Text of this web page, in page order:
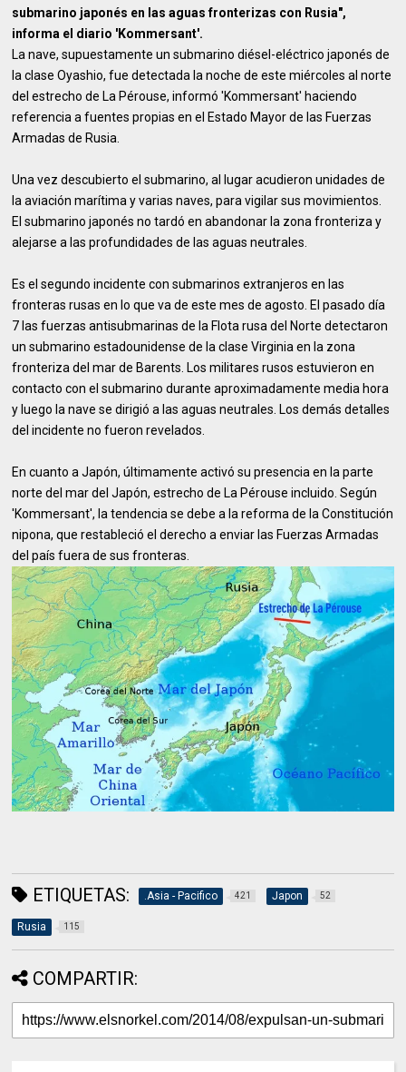
submarino japonés en las aguas fronterizas con Rusia",
informa el diario 'Kommersant'.
La nave, supuestamente un submarino diésel-eléctrico japonés de
la clase Oyashio, fue detectada la noche de este miércoles al norte
del estrecho de La Pérouse, informó 'Kommersant' haciendo
referencia a fuentes propias en el Estado Mayor de las Fuerzas
Armadas de Rusia.
Una vez descubierto el submarino, al lugar acudieron unidades de
la aviación marítima y varias naves, para vigilar sus movimientos.
El submarino japonés no tardó en abandonar la zona fronteriza y
alejarse a las profundidades de las aguas neutrales.
Es el segundo incidente con submarinos extranjeros en las
fronteras rusas en lo que va de este mes de agosto. El pasado día
7 las fuerzas antisubmarinas de la Flota rusa del Norte detectaron
un submarino estadounidense de la clase Virginia en la zona
fronteriza del mar de Barents. Los militares rusos estuvieron en
contacto con el submarino durante aproximadamente media hora
y luego la nave se dirigió a las aguas neutrales. Los demás detalles
del incidente no fueron revelados.
En cuanto a Japón, últimamente activó su presencia en la parte
norte del mar del Japón, estrecho de La Pérouse incluido. Según
'Kommersant', la tendencia se debe a la reforma de la Constitución
nipona, que restableció el derecho a enviar las Fuerzas Armadas
del país fuera de sus fronteras.
ETIQUETAS: .Asia - Pacifico 421 Japon 52
Rusia 115
COMPARTIR: